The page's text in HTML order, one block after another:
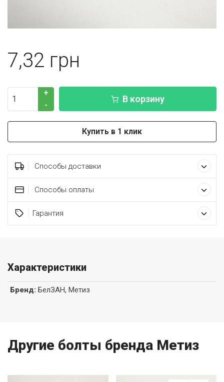
7,32
+
-
В корзину
Купить в 1 клик
Способы доставки
Способы оплаты
Гарантия
Характеристики
Бренд: БелЗАН, Метиз
Другие болты бренда Метиз